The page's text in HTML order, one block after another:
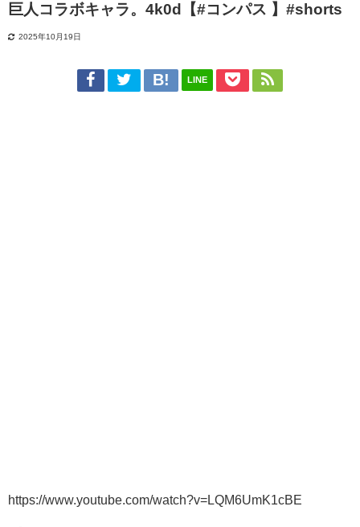
巨人コラボキャラ。4k0d【#コンパス 】#shorts
2025年10月19日
LINE
https://www.youtube.com/watch?v=LQM6UmK1cBE